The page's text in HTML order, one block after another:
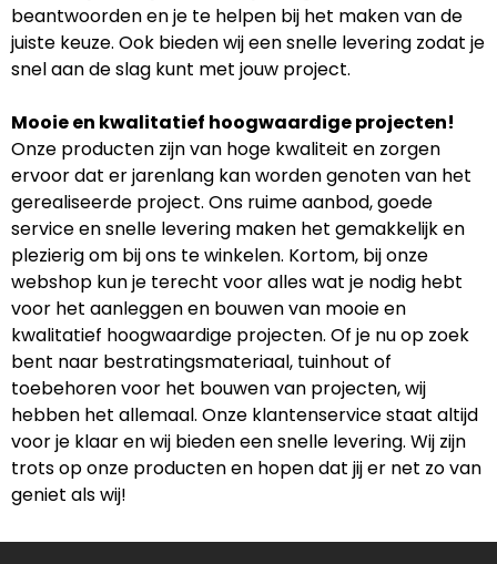
beantwoorden en je te helpen bij het maken van de
juiste keuze. Ook bieden wij een snelle levering zodat je
snel aan de slag kunt met jouw project.
Mooie en kwalitatief hoogwaardige projecten!
Onze producten zijn van hoge kwaliteit en zorgen
ervoor dat er jarenlang kan worden genoten van het
gerealiseerde project. Ons ruime aanbod, goede
service en snelle levering maken het gemakkelijk en
plezierig om bij ons te winkelen. Kortom, bij onze
webshop kun je terecht voor alles wat je nodig hebt
voor het aanleggen en bouwen van mooie en
kwalitatief hoogwaardige projecten. Of je nu op zoek
bent naar bestratingsmateriaal, tuinhout of
toebehoren voor het bouwen van projecten, wij
hebben het allemaal. Onze klantenservice staat altijd
voor je klaar en wij bieden een snelle levering. Wij zijn
trots op onze producten en hopen dat jij er net zo van
geniet als wij!